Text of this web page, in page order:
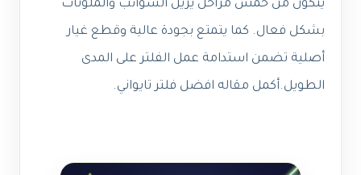
يتكون من خمس مراحل يزيل الشوائب والملوثات
بشكل فعال. كما يتمتع بجودة عالية وقطع غيار
أصلية تضمن استدامة عمل الفلتر على المدى
الطويل.أكمل مقاله افضل فلتر تايواني.